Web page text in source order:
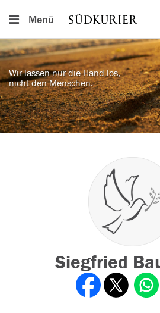
Menü
Wir lassen nur die Hand los,
nicht den Menschen.
Siegfried